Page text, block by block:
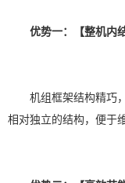
优势一：【整机内
机组框架结构精巧，
相对独立的结构，便于